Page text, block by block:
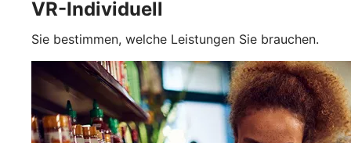
VR-Individuell
Sie bestimmen, welche Leistungen Sie brauchen.